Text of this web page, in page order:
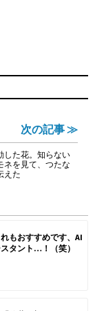
次の記事 ≫
した花。知らない
ネを見て、つたな
えた
もおすすめです、AI
タント…！（笑）